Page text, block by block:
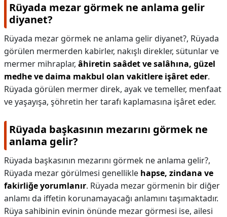
Rüyada mezar görmek ne anlama gelir
diyanet?
Rüyada mezar görmek ne anlama gelir diyanet?, Rüyada
görülen mermerden kabirler, nakışlı direkler, sütunlar ve
mermer mihraplar, âhiretin saâdet ve salâhına, güzel
medhe ve daima makbul olan vakitlere işâret eder.
Rüyada görülen mermer direk, ayak ve temeller, menfaat
ve yaşayışa, şöhretin her tarafı kaplamasına işâret eder.
Rüyada başkasının mezarını görmek ne
anlama gelir?
Rüyada başkasının mezarını görmek ne anlama gelir?,
Rüyada mezar görülmesi genellikle hapse, zindana ve
fakirliğe yorumlanır. Rüyada mezar görmenin bir diğer
anlamı da iffetin korunamayacağı anlamını taşımaktadır.
Rüya sahibinin evinin önünde mezar görmesi ise, ailesi